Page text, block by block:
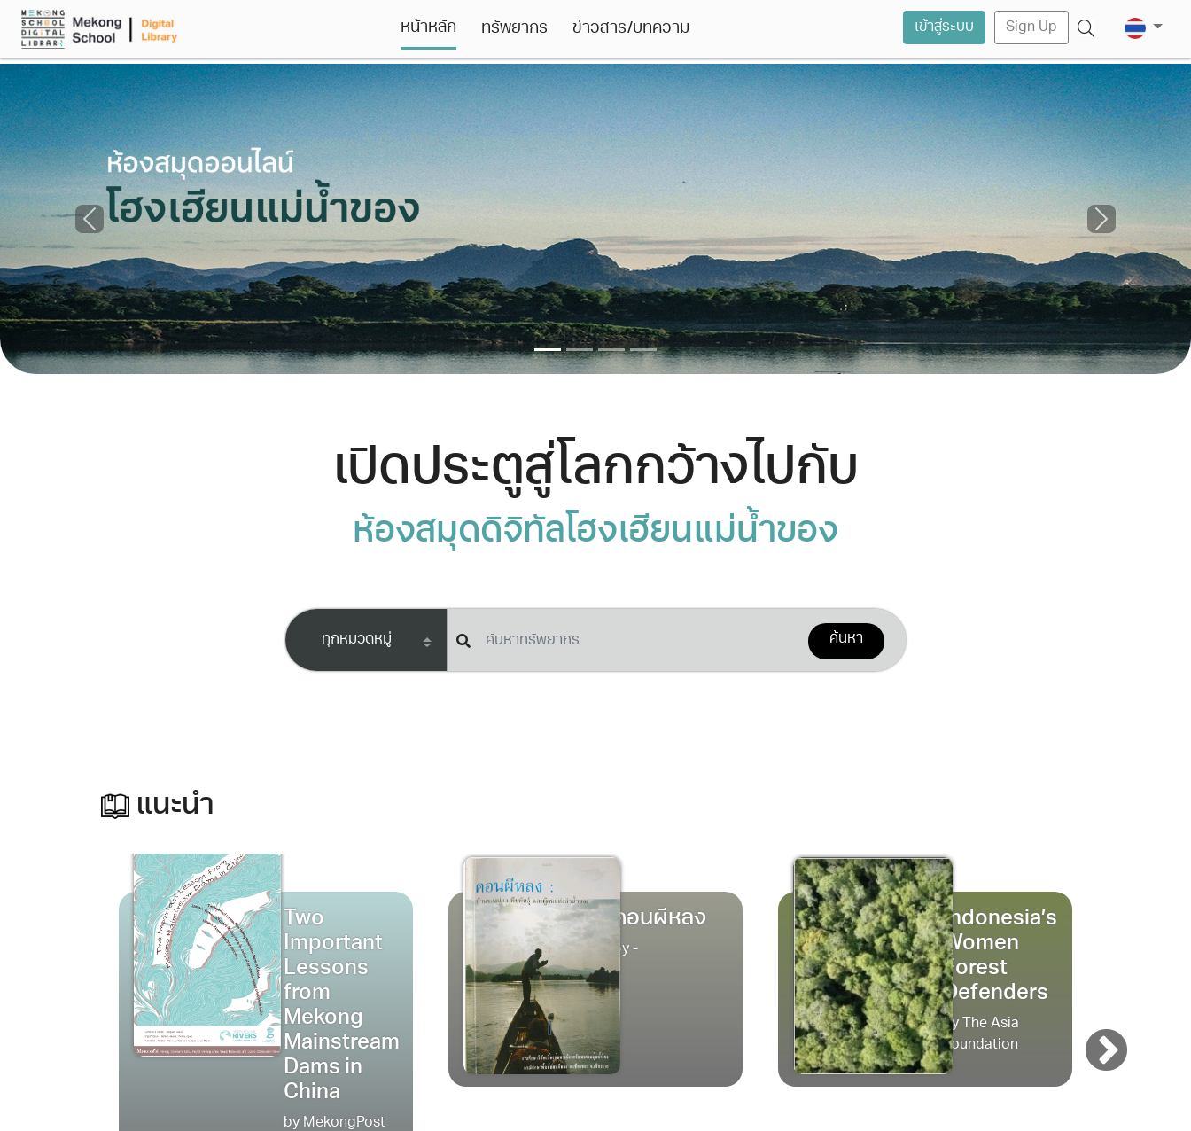
หน้าหลัก ทรัพยากร ข่าวสาร/บทความ เข้าสู่ระบบ Sign Up
Previous Next
เปิดประตูสู่โลกกว้างไปกับ
ห้องสมุดดิจิทัลโฮงเฮียนแม่นํ้าของ
ค้นหา
แนะนำ
Two
Important
Lessons
from
Mekong
Mainstream
Dams in
China
by MekongPost
คอนผีหลง
by -
Indonesia’s
Women
Forest
Defenders
by The Asia
Foundation